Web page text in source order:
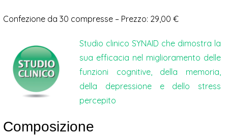
Confezione da 30 compresse – Prezzo: 29,00 €
Studio clinico SYNAID che dimostra la
sua efficacia nel miglioramento delle
funzioni cognitive, della memoria,
della depressione e dello stress
percepito
Composizione